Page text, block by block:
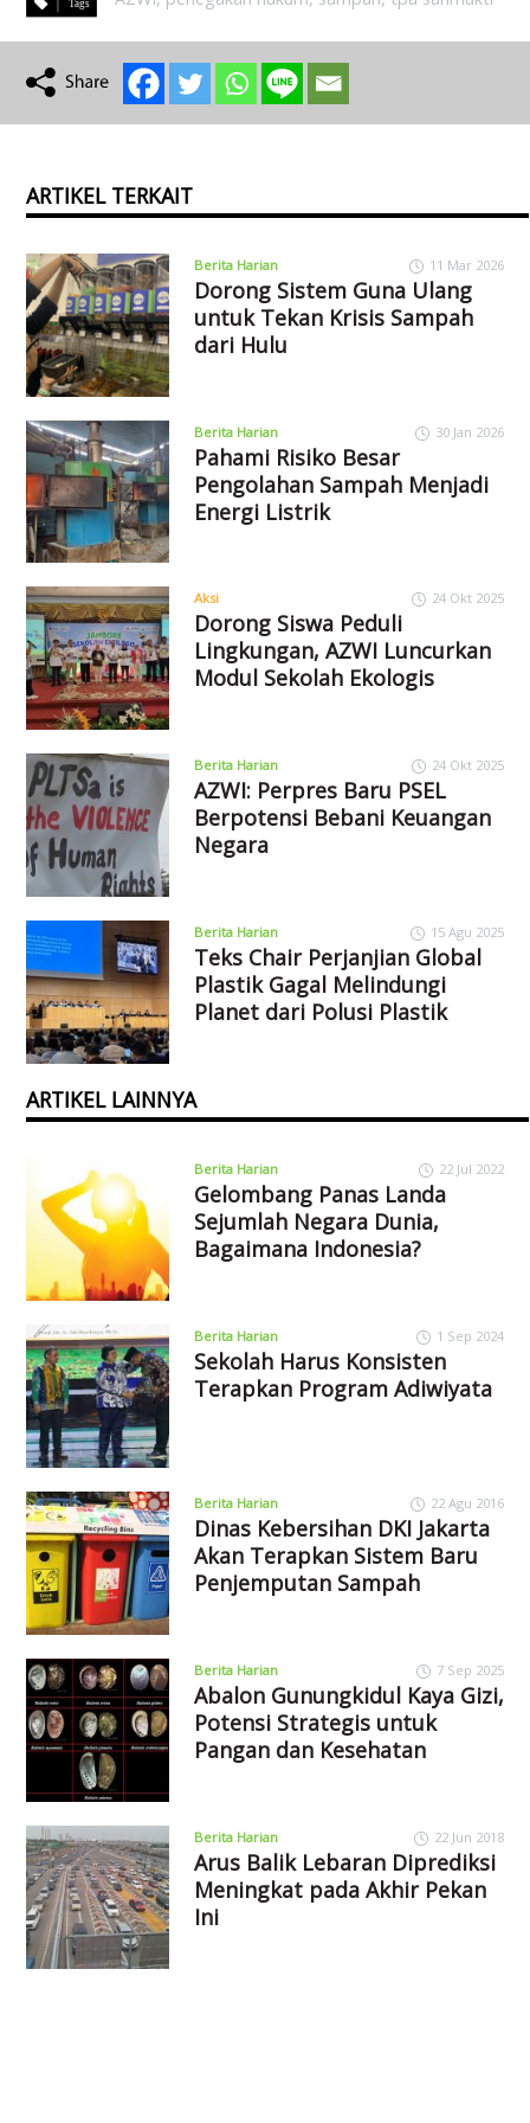
ARTIKEL TERKAIT
Berita Harian 11 Mar 2026
Dorong Sistem Guna Ulang
untuk Tekan Krisis Sampah
dari Hulu
Berita Harian 30 Jan 2026
Pahami Risiko Besar
Pengolahan Sampah Menjadi
Energi Listrik
Aksi 24 Okt 2025
Dorong Siswa Peduli
Lingkungan, AZWI Luncurkan
Modul Sekolah Ekologis
Berita Harian 24 Okt 2025
AZWI: Perpres Baru PSEL
Berpotensi Bebani Keuangan
Negara
Berita Harian 15 Agu 2025
Teks Chair Perjanjian Global
Plastik Gagal Melindungi
Planet dari Polusi Plastik
ARTIKEL LAINNYA
Berita Harian 22 Jul 2022
Gelombang Panas Landa
Sejumlah Negara Dunia,
Bagaimana Indonesia?
Berita Harian 1 Sep 2024
Sekolah Harus Konsisten
Terapkan Program Adiwiyata
Berita Harian 22 Agu 2016
Dinas Kebersihan DKI Jakarta
Akan Terapkan Sistem Baru
Penjemputan Sampah
Berita Harian 7 Sep 2025
Abalon Gunungkidul Kaya Gizi,
Potensi Strategis untuk
Pangan dan Kesehatan
Berita Harian 22 Jun 2018
Arus Balik Lebaran Diprediksi
Meningkat pada Akhir Pekan
Ini